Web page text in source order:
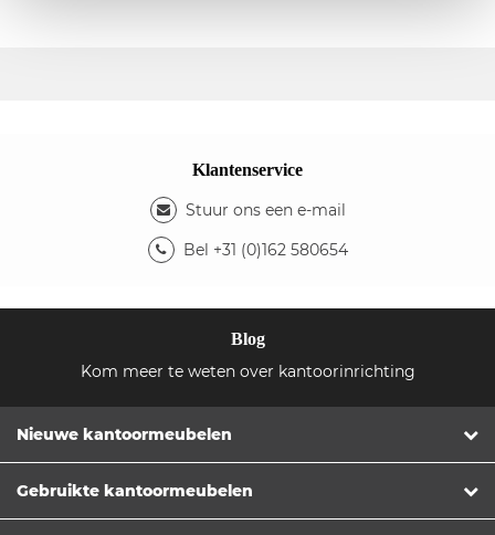
Klantenservice
Stuur ons een e-mail
Bel +31 (0)162 580654
Blog
Kom meer te weten over kantoorinrichting
Nieuwe kantoormeubelen
Gebruikte kantoormeubelen